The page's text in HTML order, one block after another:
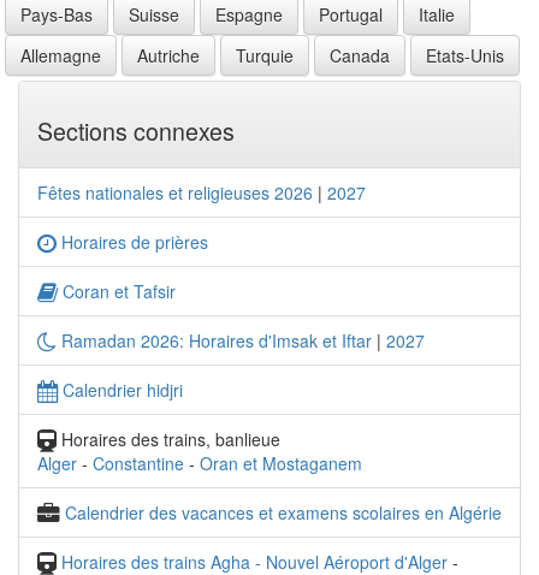
Pays-Bas
Suisse Espagne Portugal
Italie
Allemagne
Autriche Turquie Canada Etats-Unis
Sections connexes
Fêtes nationales et religieuses 2026 | 2027
Horaires de prières
Coran et Tafsir
Ramadan 2026: Horaires d'Imsak et Iftar | 2027
Calendrier hidjri
Horaires des trains, banlieue
Alger - Constantine - Oran et Mostaganem
Calendrier des vacances et examens scolaires en Algérie
Horaires des trains Agha - Nouvel Aéroport d'Alger -